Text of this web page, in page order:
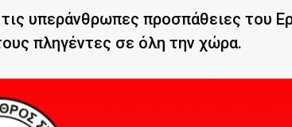
υπεράνθρωπες προσπάθειες του
πληγέντες σε όλη την χώρα.